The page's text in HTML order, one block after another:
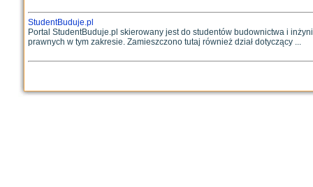
StudentBuduje.pl
Portal StudentBuduje.pl skierowany jest do studentów budownictwa i
prawnych w tym zakresie. Zamieszczono tutaj również dział dotyczący ...